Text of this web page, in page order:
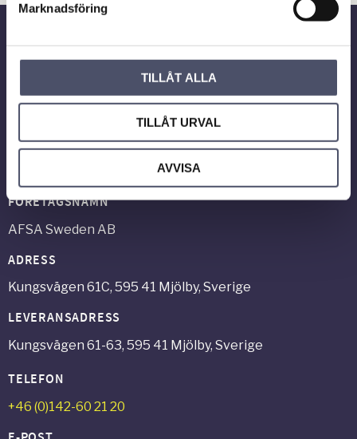
Marknadsföring
TILLÅT ALLA
TILLÅT URVAL
AVVISA
Nyhetsbrev
Dina personuppgifter behandlas i enlighet med vår
FÖRETAGSNAMN
AFSA Sweden AB
ADRESS
Kungsvägen 61C, 595 41 Mjölby, Sverige
LEVERANSADRESS
Kungsvägen 61-63, 595 41 Mjölby, Sverige
TELEFON
+46 (0)142-60 21 20